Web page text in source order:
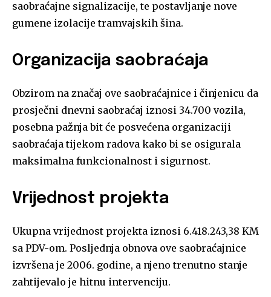
saobraćajne signalizacije, te postavljanje nove
gumene izolacije tramvajskih šina.
Organizacija saobraćaja
Obzirom na značaj ove saobraćajnice i činjenicu da
prosječni dnevni saobraćaj iznosi 34.700 vozila,
posebna pažnja bit će posvećena organizaciji
saobraćaja tijekom radova kako bi se osigurala
maksimalna funkcionalnost i sigurnost.
Vrijednost projekta
Ukupna vrijednost projekta iznosi 6.418.243,38 KM
sa PDV-om. Posljednja obnova ove saobraćajnice
izvršena je 2006. godine, a njeno trenutno stanje
zahtijevalo je hitnu intervenciju.